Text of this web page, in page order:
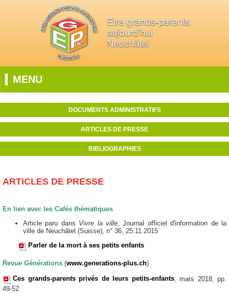
MENU
DOCUMENTS ADMINISTRATIFS
ARTICLES DE PRESSE
BIBLIOGRAPHIES
ARTICLES DE PRESSE
En lien avec les Cafés thématiques
Article paru dans Vivre la ville, Journal officiel d'information de la
ville de Neuchâtel (Suisse), n° 36, 25.11.2015
Parler de la mort à ses petits enfants
Revue Générations (www.generations-plus.ch)
Ces grands-parents privés de leurs petits-enfants, mars 2018, pp.
49-52